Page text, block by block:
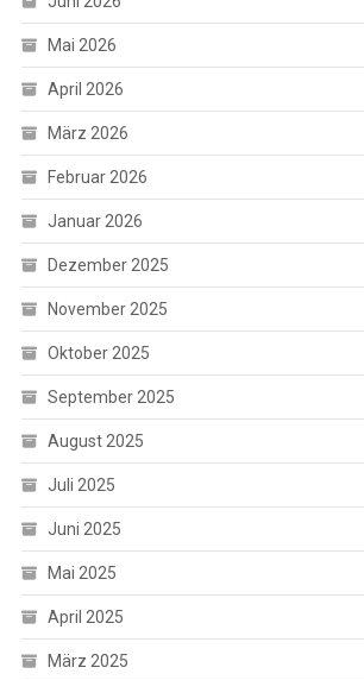
Mai 2026
April 2026
März 2026
Februar 2026
Januar 2026
Dezember 2025
November 2025
Oktober 2025
September 2025
August 2025
Juli 2025
Juni 2025
Mai 2025
April 2025
März 2025